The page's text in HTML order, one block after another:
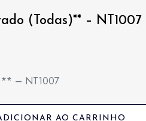
(Todas)** – NT1007
– NT1007
AO CARRINHO